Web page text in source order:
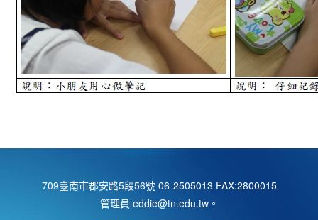
709臺南市郡安路5段56號 06-2505013 FAX:2800015
管理員 eddie@tn.edu.tw。